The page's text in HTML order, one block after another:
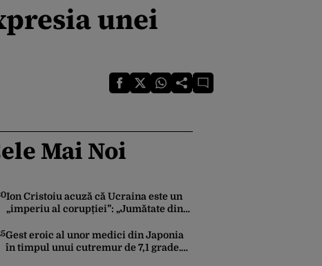
unei
Mai Noi
Ion Cristoiu acuză că Ucraina este un
„imperiu al corupției”: „Jumătate din
Gest eroic al unor medici din Japonia
în timpul unui cutremur de 7,1 grade.